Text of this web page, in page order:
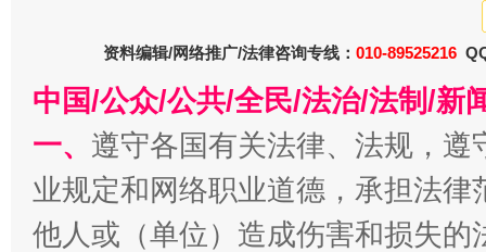
资料编辑/网络推广/法律咨询专线： 010-89525216
中国/公众/公共/全民/法治/法制/新
一、 遵守各国有关法律、法规，
业规定和网络职业道德，承担法
他人或（单位）造成伤害和损失